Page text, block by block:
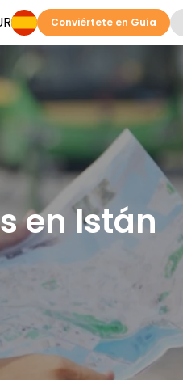
Conviértete en Guía
en Istán